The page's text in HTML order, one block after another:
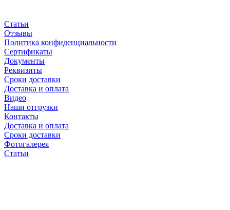
Статьи
Отзывы
Политика конфиденциальности
Сертификаты
Документы
Реквизиты
Сроки доставки
Доставка и оплата
Видео
Наши отгрузки
Контакты
Доставка и оплата
Сроки доставки
Фотогалерея
Статьи